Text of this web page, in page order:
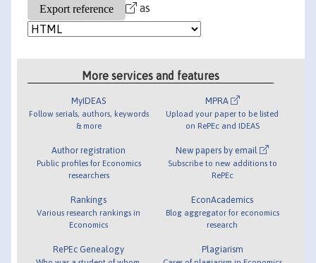
as
More services and features
MyIDEAS
Follow serials, authors, keywords
& more
Author registration
Public profiles for Economics
researchers
Rankings
Various research rankings in
Economics
RePEc Genealogy
MPRA
Upload your paper to be listed
on RePEc and IDEAS
New papers by email
Subscribe to new additions to
RePEc
EconAcademics
Blog aggregator for economics
research
Plagiarism